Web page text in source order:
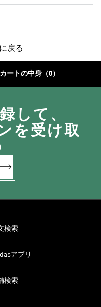
戻る
カートの中身（0）
して、
を受け取
検索
アプリ
検索